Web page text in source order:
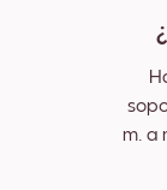
m. a